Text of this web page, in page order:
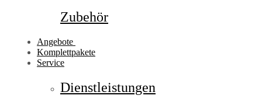
Zubehör
Angebote
Komplettpakete
Service
Dienstleistungen